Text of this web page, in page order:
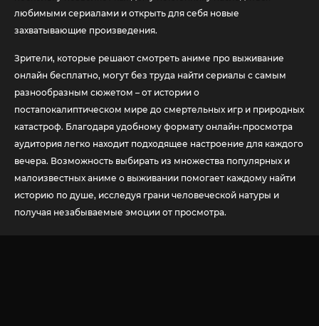
любимыми сериалами и открыть для себя новые
захватывающие произведения.
Зрители, которые решают смотреть аниме про выживание
онлайн бесплатно, могут без труда найти сериалы с самым
разнообразным сюжетом – от истории о
постапокалиптическом мире до смертельных игр и природных
катастроф. Благодаря удобному формату онлайн-просмотра
аудитория легко находит подходящее настроение для каждого
вечера. Возможность выбирать из множества популярных и
малоизвестных аниме о выживании помогает каждому найти
историю по душе, исследуя грани человеческой натуры и
получая незабываемые эмоции от просмотра.